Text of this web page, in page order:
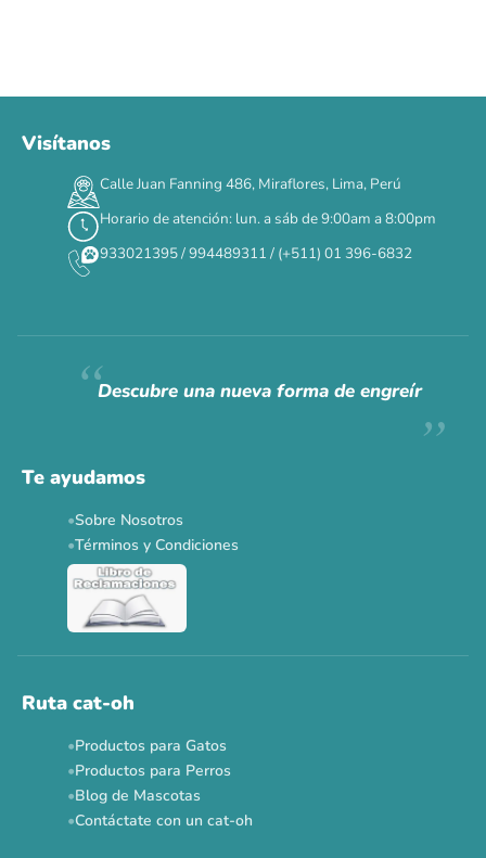
DÍAS HORAS MIN SEG
✕
Siempre fuimosraros.
Ver todas las promos 🐾
Visítanos
Calle Juan Fanning 486, Miraflores, Lima, Perú
Horario de atención: lun. a sáb de 9:00am a 8:00pm
933021395 / 994489311 / (+511) 01 396-6832
Descubre una nueva forma de engreír
Te ayudamos
Sobre Nosotros
Términos y Condiciones
Ruta cat-oh
Productos para Gatos
Productos para Perros
Blog de Mascotas
Contáctate con un cat-oh